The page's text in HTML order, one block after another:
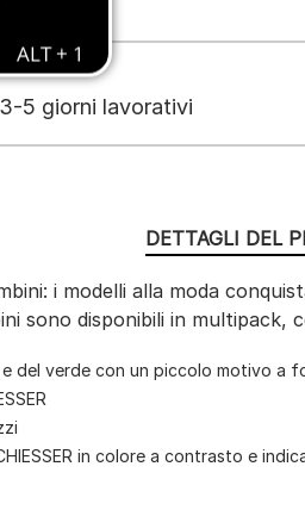
5 giorni lavorativi
DETTAGLI DEL
i modelli alla moda
sono disponibili in multipack,
del verde con un piccolo motivo a
in colore a contrasto e